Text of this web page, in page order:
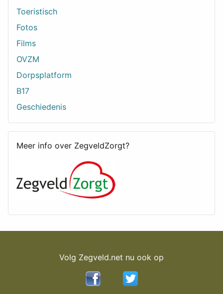
Toeristisch
Fotos
Films
OVZM
Dorpsplatform
B17
Geschiedenis
Meer info over ZegveldZorgt?
Volg Zegveld.net nu ook op